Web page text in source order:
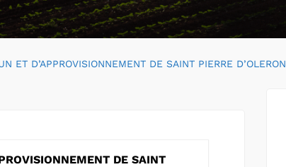
ET D’APPROVISIONNEMENT DE SAINT PIERRE D’OLERON
DE SAINT